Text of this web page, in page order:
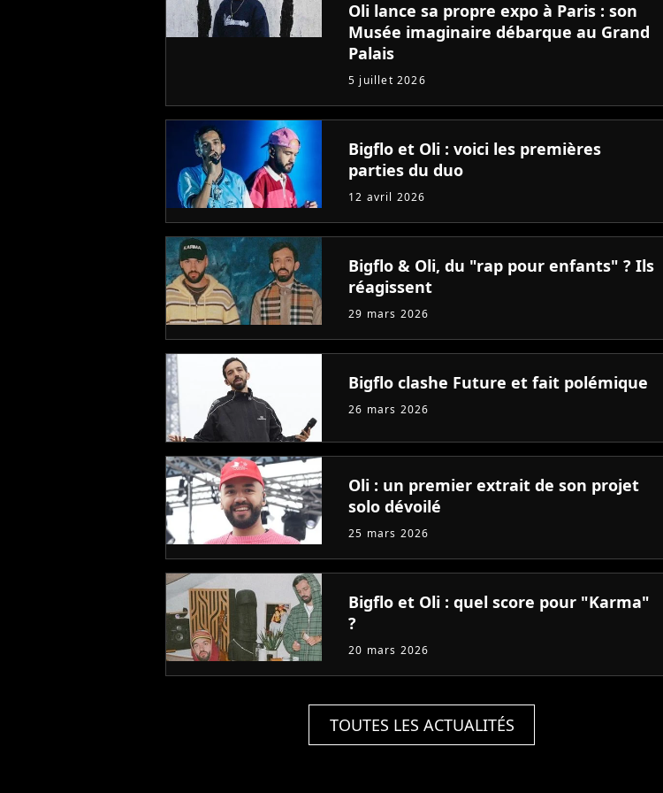
Oli lance sa propre expo à Paris : son
Musée imaginaire débarque au Grand
Palais
5 juillet 2026
Bigflo et Oli : voici les premières
parties du duo
12 avril 2026
Bigflo & Oli, du "rap pour enfants" ? Ils
réagissent
29 mars 2026
Bigflo clashe Future et fait polémique
26 mars 2026
Oli : un premier extrait de son projet
solo dévoilé
25 mars 2026
Bigflo et Oli : quel score pour "Karma"
?
20 mars 2026
TOUTES LES ACTUALITÉS